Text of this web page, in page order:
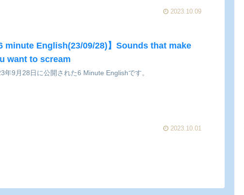
2023.10.09
6 minute English(23/09/28)】Sounds that make
want to scream
年9月28日に公開された6 Minute Englishです。
2023.10.01